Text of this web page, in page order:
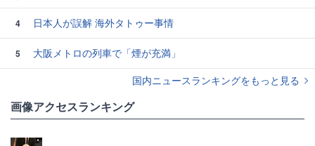
4 日本人が誤解 海外タトゥー事情
5
大阪メトロの列車で「煙が充満」
国内ニュースランキングをもっと見る
画像アクセスランキング